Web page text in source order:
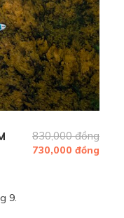
830,000 đồng
730,000 đồng
9.